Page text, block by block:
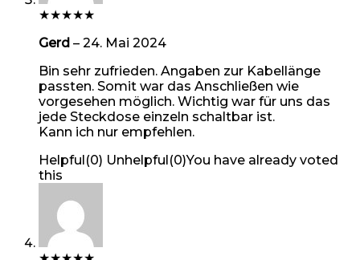
★★★★★
Gerd – 24. Mai 2024
Bin sehr zufrieden. Angaben zur Kabellänge
passten. Somit war das Anschließen wie
vorgesehen möglich. Wichtig war für uns das
jede Steckdose einzeln schaltbar ist.
Kann ich nur empfehlen.
Helpful(0) Unhelpful(0)You have already voted
this